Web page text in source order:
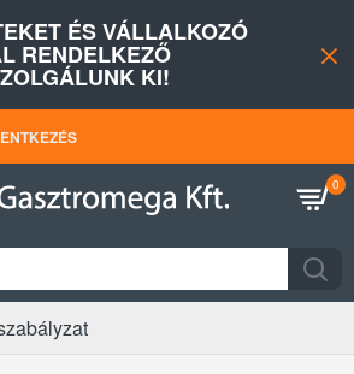
ÉS VÁLLALKOZÓ
RENDELKEZŐ
KI!
0